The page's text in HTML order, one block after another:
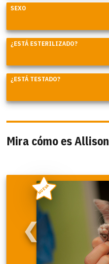
SEXO
¿ESTÁ ESTERILIZADO?
¿ESTÁ TESTADO?
Mira cómo es Allison
❮
NUEVA